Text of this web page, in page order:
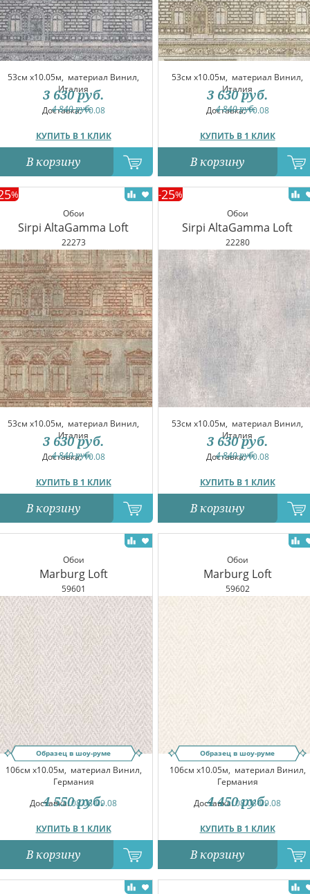
53см x10.05м, материал Винил,
Италия
Доставка:10.08
КУПИТЬ В 1 КЛИК
4 840руб.
3 630 руб.
В корзину
53см x10.05м, материал Винил,
Италия
Доставка:10.08
КУПИТЬ В 1 КЛИК
4 840руб.
3 630 руб.
В корзину
Обои
Sirpi AltaGamma Loft
22273
%
53см x10.05м, материал Винил,
Италия
Доставка:10.08
КУПИТЬ В 1 КЛИК
4 840руб.
3 630 руб.
В корзину
Обои
Sirpi AltaGamma Loft
22280
-25%
53см x10.05м, материал Винил,
Италия
Доставка:10.08
КУПИТЬ В 1 КЛИК
4 840руб.
3 630 руб.
В корзину
Обои
Marburg Loft
59601
Образец в шоу-руме
106см x10.05м, материал Винил,
Германия
Доставка:08.08-09.08
КУПИТЬ В 1 КЛИК
4 550 руб.
В корзину
Обои
Marburg Loft
59602
Образец в шоу-руме
106см x10.05м, материал Винил,
Германия
Доставка:08.08-09.08
КУПИТЬ В 1 КЛИК
4 450 руб.
В корзину